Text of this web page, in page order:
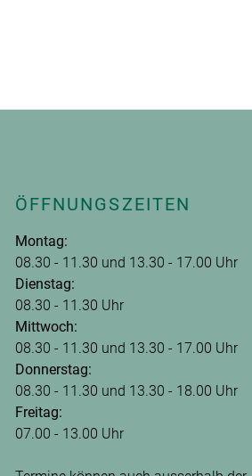
ÖFFNUNGSZEITEN
Montag:
08.30 - 11.30 und 13.30 - 17.00 Uhr
Dienstag:
08.30 - 11.30 Uhr
Mittwoch:
08.30 - 11.30 und 13.30 - 17.00 Uhr
Donnerstag:
08.30 - 11.30 und 13.30 - 18.00 Uhr
Freitag:
07.00 - 13.00 Uhr